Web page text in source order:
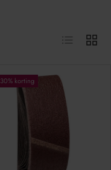
Lijst Raster
30% korting